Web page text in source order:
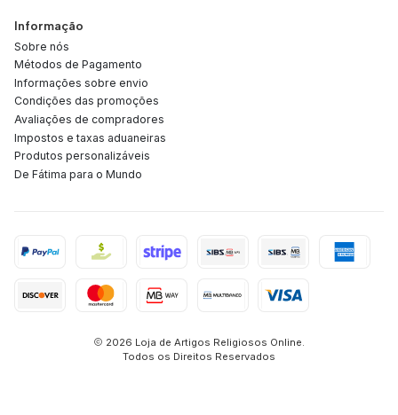
Informação
Sobre nós
Métodos de Pagamento
Informações sobre envio
Condições das promoções
Avaliações de compradores
Impostos e taxas aduaneiras
Produtos personalizáveis
De Fátima para o Mundo
2026 Loja de Artigos Religiosos Online.
Todos os Direitos Reservados